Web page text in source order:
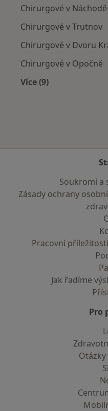
Chirurgové v Náchodě
Chirurgové v Trutnov
Chirurgové v Dvoru
Chirurgové v Opočně
Více (9)
Soukromí a
Zásady ochrany
Pracovní příležitosti
Jak řadíme
Pro